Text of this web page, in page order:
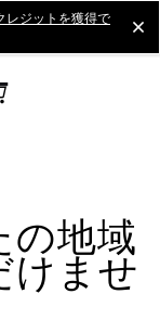
レジットを獲得で
の地域
けませ